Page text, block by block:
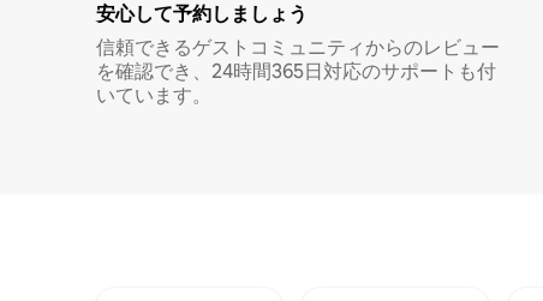
安心して予約しましょう
信頼できるゲストコミュニティからのレビュー
を確認でき、24時間365日対応のサポートも付
いています。